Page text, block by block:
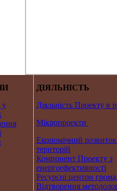
у
ДІЯЛЬНІСТЬ
Діяльність Проекту в
Мікропроекти
Економічний розвиток
територій
Компонент Проекту з
енергоефективності
Ресурсні центри
Відтворення